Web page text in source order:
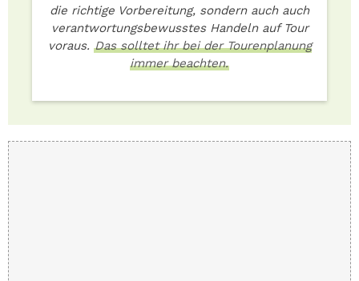
die richtige Vorbereitung, sondern auch auch
verantwortungsbewusstes Handeln auf Tour
voraus. Das solltet ihr bei der Tourenplanung
immer beachten.